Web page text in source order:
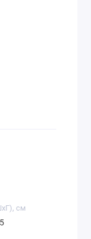
см